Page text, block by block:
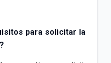
métodos de pago
de tu plan
para solicitar la